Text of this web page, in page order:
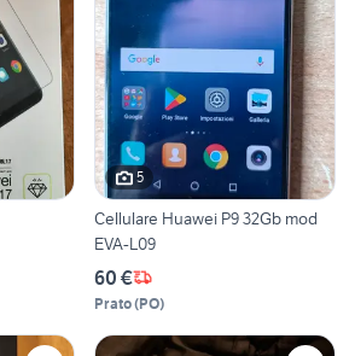
5
Cellulare Huawei P9 32Gb mod
EVA-L09
60 €
Prato(PO)